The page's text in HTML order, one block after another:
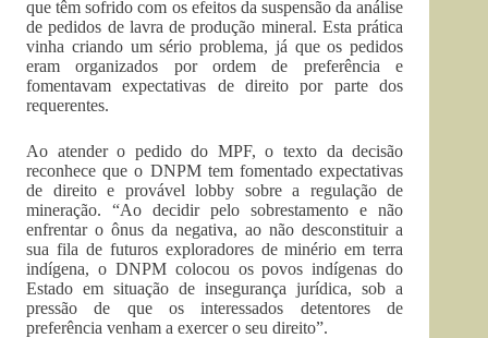
que têm sofrido com os efeitos da suspensão da análise
de pedidos de lavra de produção mineral. Esta prática
vinha criando um sério problema, já que os pedidos
eram organizados por ordem de preferência e
fomentavam expectativas de direito por parte dos
requerentes.
Ao atender o pedido do MPF, o texto da decisão
reconhece que o DNPM tem fomentado expectativas
de direito e provável lobby sobre a regulação de
mineração. “Ao decidir pelo sobrestamento e não
enfrentar o ônus da negativa, ao não desconstituir a
sua fila de futuros exploradores de minério em terra
indígena, o DNPM colocou os povos indígenas do
Estado em situação de insegurança jurídica, sob a
pressão de que os interessados detentores de
preferência venham a exercer o seu direito”.